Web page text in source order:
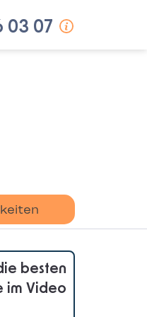
03 07
besten
im Video